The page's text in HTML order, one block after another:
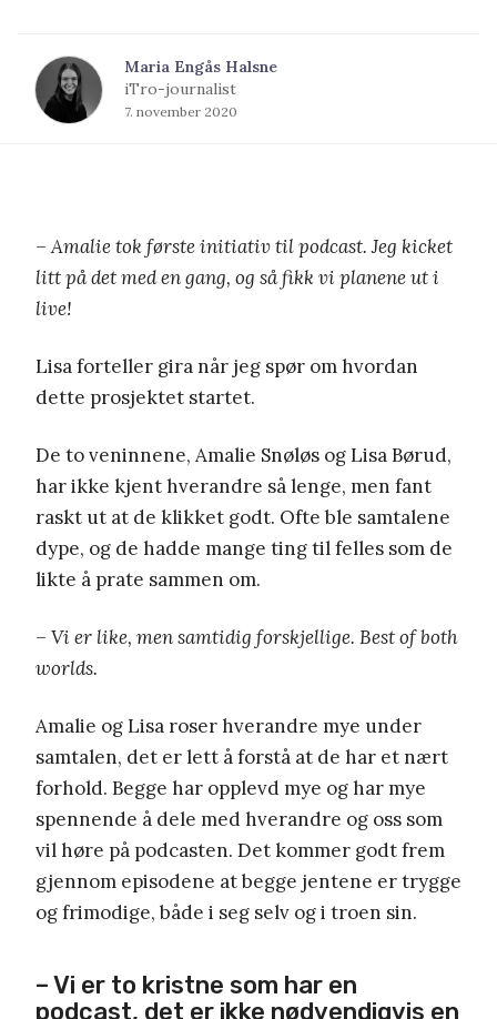
Maria Engås Halsne
iTro-journalist
7. november 2020
– Amalie tok første initiativ til podcast. Jeg kicket
litt på det med en gang, og så fikk vi planene ut i
live!
Lisa forteller gira når jeg spør om hvordan
dette prosjektet startet.
De to veninnene, Amalie Snøløs og Lisa Børud,
har ikke kjent hverandre så lenge, men fant
raskt ut at de klikket godt. Ofte ble samtalene
dype, og de hadde mange ting til felles som de
likte å prate sammen om.
– Vi er like, men samtidig forskjellige. Best of both
worlds.
Amalie og Lisa roser hverandre mye under
samtalen, det er lett å forstå at de har et nært
forhold. Begge har opplevd mye og har mye
spennende å dele med hverandre og oss som
vil høre på podcasten. Det kommer godt frem
gjennom episodene at begge jentene er trygge
og frimodige, både i seg selv og i troen sin.
– Vi er to kristne som har en
podcast, det er ikke nødvendigvis en